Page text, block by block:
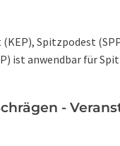
Spitzpodest
ist anwendbar für
-